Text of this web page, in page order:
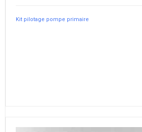
Kit pilotage pompe primaire